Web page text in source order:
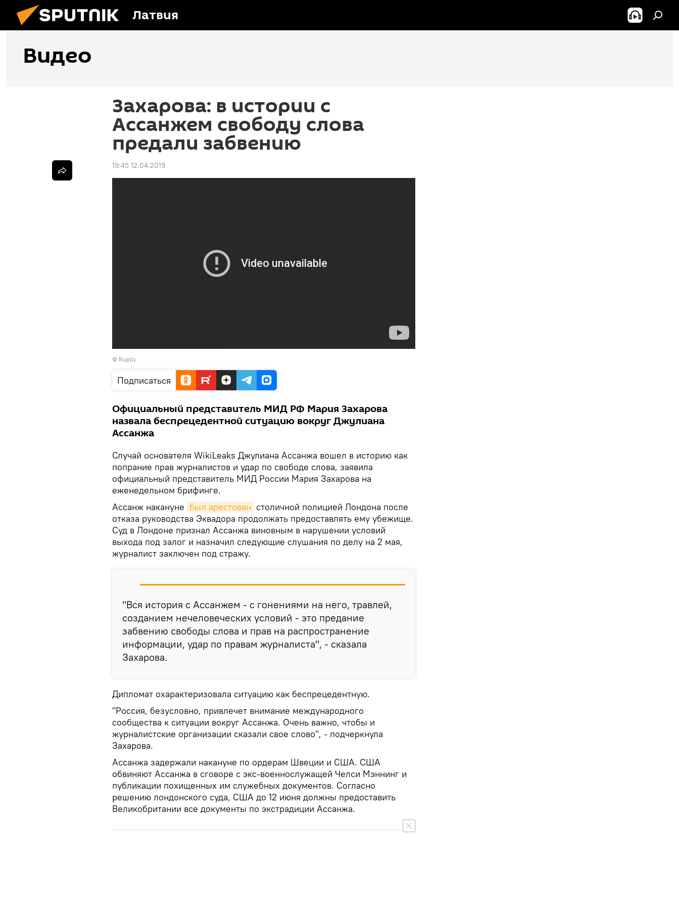
Латвия
Видео
Захарова: в истории с
Ассанжем свободу слова
предали забвению
19:45 12.04.2019
© Ruptly
Подписаться
Официальный представитель МИД РФ Мария Захарова
назвала беспрецедентной ситуацию вокруг Джулиана
Ассанжа
Случай основателя WikiLeaks Джулиана Ассанжа вошел в историю как
попрание прав журналистов и удар по свободе слова, заявила
официальный представитель МИД России Мария Захарова на
еженедельном брифинге.
Ассанж накануне был арестован столичной полицией Лондона после
отказа руководства Эквадора продолжать предоставлять ему убежище.
Суд в Лондоне признал Ассанжа виновным в нарушении условий
выхода под залог и назначил следующие слушания по делу на 2 мая,
журналист заключен под стражу.
"Вся история с Ассанжем - с гонениями на него, травлей,
созданием нечеловеческих условий - это предание
забвению свободы слова и прав на распространение
информации, удар по правам журналиста", - сказала
Захарова.
Дипломат охарактеризовала ситуацию как беспрецедентную.
"Россия, безусловно, привлечет внимание международного
сообщества к ситуации вокруг Ассанжа. Очень важно, чтобы и
журналистские организации сказали свое слово", - подчеркнула
Захарова.
Ассанжа задержали накануне по ордерам Швеции и США. США
обвиняют Ассанжа в сговоре с экс-военнослужащей Челси Мэннинг и
публикации похищенных им служебных документов. Согласно
решению лондонского суда, США до 12 июня должны предоставить
Великобритании все документы по экстрадиции Ассанжа.